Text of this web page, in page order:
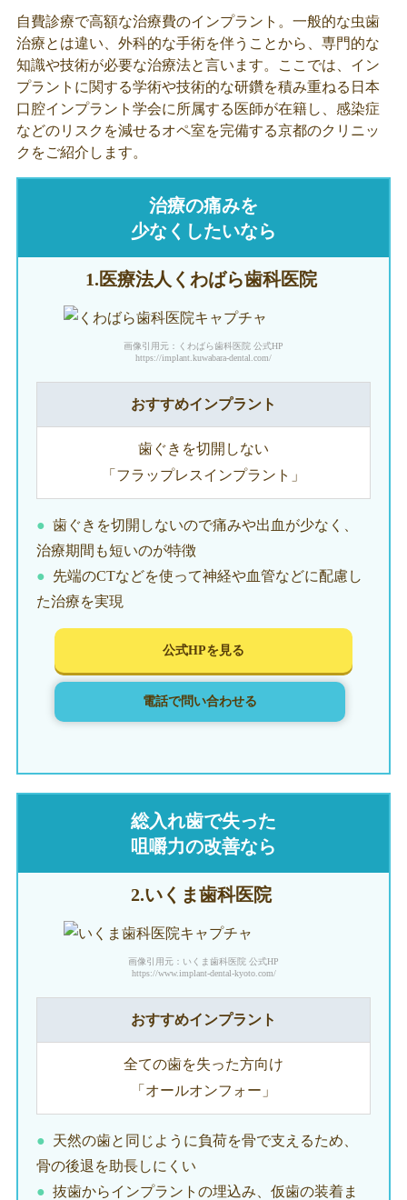
自費診療で高額な治療費のインプラント。一般的な虫歯
治療とは違い、外科的な手術を伴うことから、専門的な
知識や技術が必要な治療法と言います。ここでは、イン
プラントに関する学術や技術的な研鑽を積み重ねる日本
口腔インプラント学会に所属する医師が在籍し、感染症
などのリスクを減せるオペ室を完備する京都のクリニッ
クをご紹介します。
治療の痛みを
少なくしたいなら
1.医療法人 くわばら歯科医院
画像引用元：くわばら歯科医院 公式HP
https://implant.kuwabara-dental.com/
おすすめインプラント
歯ぐきを切開しない
「フラップレスインプラント」
歯ぐきを切開しないので痛みや出血が少なく、
治療期間も短いのが特徴
先端のCTなどを使って神経や血管などに配慮し
た治療を実現
公式HPを見る
電話で問い合わせる
総入れ歯で失った
咀嚼力の改善なら
2.いくま歯科医院
画像引用元：いくま歯科医院 公式HP
https://www.implant-dental-kyoto.com/
おすすめインプラント
全ての歯を失った方向け
「オールオンフォー」
天然の歯と同じように負荷を骨で支えるため、
骨の後退を助長しにくい
抜歯からインプラントの埋込み、仮歯の装着ま